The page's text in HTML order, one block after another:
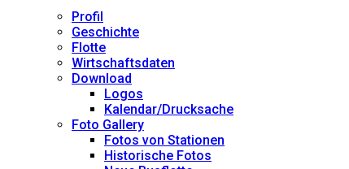
Profil
Geschichte
Flotte
Wirtschaftsdaten
Download
Logos
Kalendar/Drucksache
Foto Gallery
Fotos von Stationen
Historische Fotos